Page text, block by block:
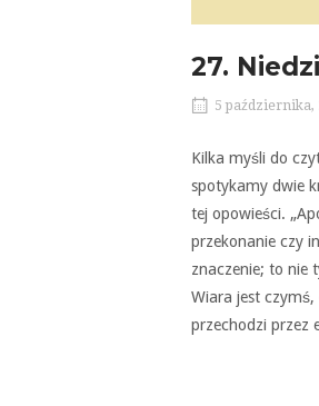
27.
5 października,
Kilka myśli do
spotykamy dwie
tej opowieści.
przekonanie czy
znaczenie; to nie
Wiara jest
przechodzi przez